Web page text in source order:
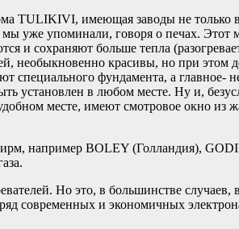
TULIKIVI, имеющая заводы не только
уже упоминали, говоря о печах. Этот
и сохраняют больше тепла
необыкновенно красивы, но при этом
фундамента, а главное-
установлен в любом месте. Ну и,
месте, имеют смотровое окно из
например BOLEY (Голландия),
Но это, в большинстве случаев,
современных и экономичных